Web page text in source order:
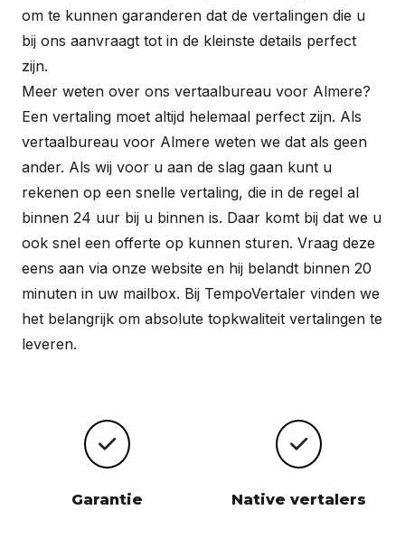
om te kunnen garanderen dat de vertalingen die u
bij ons aanvraagt tot in de kleinste details perfect
zijn.
Meer weten over ons vertaalbureau voor Almere?
Een vertaling moet altijd helemaal perfect zijn. Als
vertaalbureau voor Almere weten we dat als geen
ander. Als wij voor u aan de slag gaan kunt u
rekenen op een snelle vertaling, die in de regel al
binnen 24 uur bij u binnen is. Daar komt bij dat we u
ook snel een offerte op kunnen sturen. Vraag deze
eens aan via onze website en hij belandt binnen 20
minuten in uw mailbox. Bij TempoVertaler vinden we
het belangrijk om absolute topkwaliteit vertalingen te
leveren.
Garantie Native vertalers